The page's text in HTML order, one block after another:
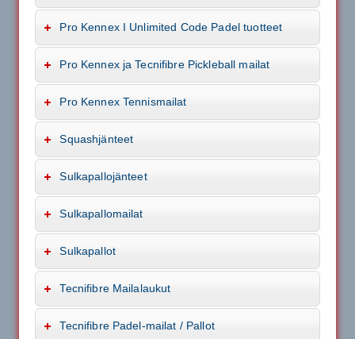
Pro Kennex I Unlimited Code Padel tuotteet
Pro Kennex ja Tecnifibre Pickleball mailat
Pro Kennex Tennismailat
Squashjänteet
Sulkapallojänteet
Sulkapallomailat
Sulkapallot
Tecnifibre Mailalaukut
Tecnifibre Padel-mailat / Pallot